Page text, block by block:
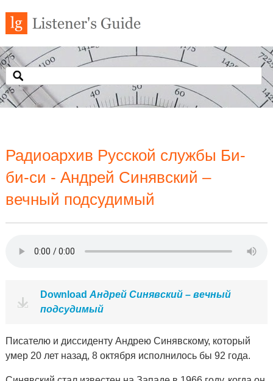
Радиоархив Русской службы Би-
би-си - Андрей Синявский –
вечный подсудимый
Download Андрей Синявский – вечный
подсудимый
Писателю и диссиденту Андрею Синявскому, который
умер 20 лет назад, 8 октября исполнилось бы 92 года.